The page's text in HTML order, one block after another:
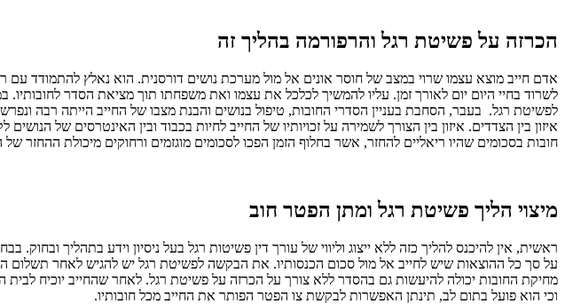
הכרזה על פשיטת רגל והרפורמה בהליך זה
אדם חייב מוצא עצמו שרוי במצב של חוסר אונים אל מול מערכת נושים דורסנית. הוא נאלץ להתמודד עם
לשרוד בחיי היום יום לאורך זמן. עליו להמשיך לכלכל את עצמו ואת משפחתו תוך מציאת הסדר לחובותיו.
לפשיטת רגל. בעבר, הסחבת בעניין הסדרי החובות, טיפול בנושים והבנת מצבו של החייב הייתה רבה
איזון בין הצדדים. איזון בין הצורך לשמירה על זכויותיו של החייב לחיות בכבוד ובין האינטרסים
חובות בסכומים שהיו ריאליים להחזר, אשר בחלוף הזמן הפכו לסכומים מוגזמים ורחוקים מיכולת ההחזר של
מיצוי הליך פשיטת רגל ומתן הפטר חוב
ראשית, אין להיכנס להליך כזה ללא ייצוג וליווי של עורך דין פשיטות רגל בעל ניסיון וידע בתהליך
על סך כל ההוצאות שיש לחייב אל מול סכום הכנסותיו. את הבקשה לפשיטת רגל יש להגיש לאחר תשלום
מחיקת החובות יכולה להיעשות גם בהסדר ללא צורך על הכרזה על פשיטת רגל. לאחר שהחייב יוכיח
וכי הוא פועל בתום לב, תינתן האפשרות לבקשת צו הפטר הפותר את החייב מכל חובותיו.